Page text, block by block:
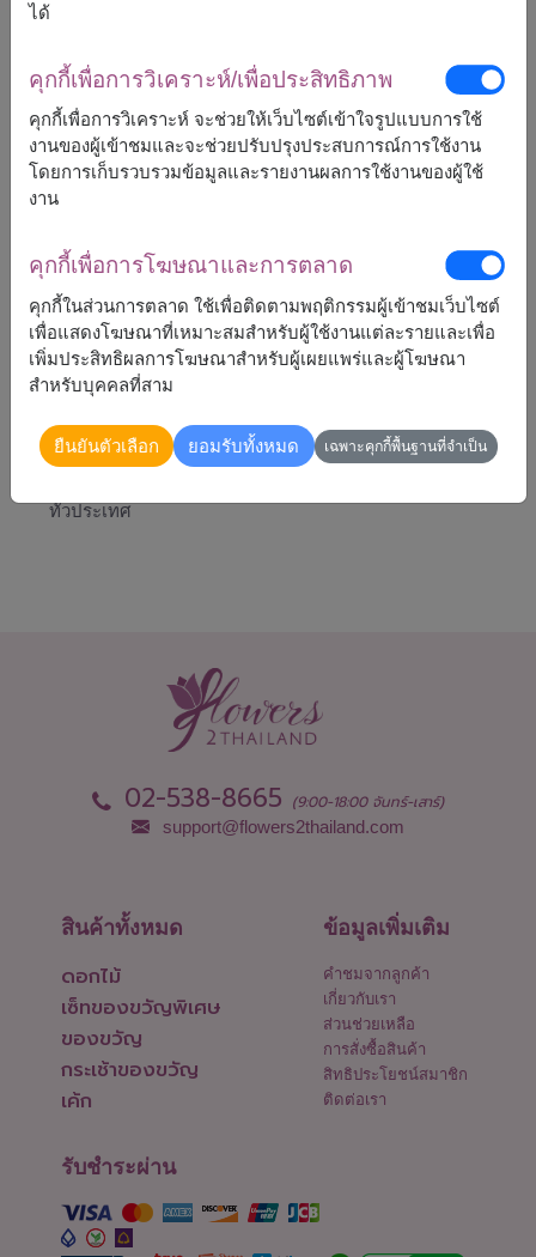
"มอบรอยยิ้มในทุกโอกาส" ด้วยช่อธนบัตรที่ตกแต่งด้วย
ดอกไม้ประดิษฐ์สุดประณีต เป็นของขวัญที่ผสมผสานความ
สร้างสรรค์และความสวยงามได้อย่างลงตัว
** มูลค่าเงินในของขวัญชิ้นนี้ เท่ากับ 2,000 บาท
** ธนบัตรไม่เสียหาย สามารถใช้ได้ตามปกติ
ราคาตามพื้นที่จัดส่ง
เริ่มต้นที่ ฿4,390
จัดส่งได้
ทั่วประเทศ
02-538-8665 (9:00-18:00 จันทร์-เสาร์)
support@flowers2thailand.com
สินค้าทั้งหมด
ดอกไม้
เซ็ทของขวัญพิเศษ
ของขวัญ
กระเช้าของขวัญ
เค้ก
ข้อมูลเพิ่มเติม
คำชมจากลูกค้า
เกี่ยวกับเรา
ส่วนช่วยเหลือ
การสั่งซื้อสินค้า
สิทธิประโยชน์สมาชิก
ติดต่อเรา
รับชำระผ่าน
ได้
คุกกี้เพื่อการวิเคราะห์/เพื่อประสิทธิภาพ
คุกกี้เพื่อการวิเคราะห์ จะช่วยให้เว็บไซต์เข้าใจรูปแบบการใช้
งานของผู้เข้าชมและจะช่วยปรับปรุงประสบการณ์การใช้งาน
โดยการเก็บรวบรวมข้อมูลและรายงานผลการใช้งานของผู้ใช้
งาน
คุกกี้เพื่อการโฆษณาและการตลาด
คุกกี้ในส่วนการตลาด ใช้เพื่อติดตามพฤติกรรมผู้เข้าชมเว็บไซต์
เพื่อแสดงโฆษณาที่เหมาะสมสำหรับผู้ใช้งานแต่ละรายและเพื่อ
เพิ่มประสิทธิผลการโฆษณาสำหรับผู้เผยแพร่และผู้โฆษณา
สำหรับบุคคลที่สาม
ยืนยันตัวเลือก ยอมรับทั้งหมด เฉพาะคุกกี้พื้นฐานที่จำเป็น